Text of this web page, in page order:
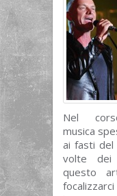
Nel
musica
ai fasti
volte dei
questo